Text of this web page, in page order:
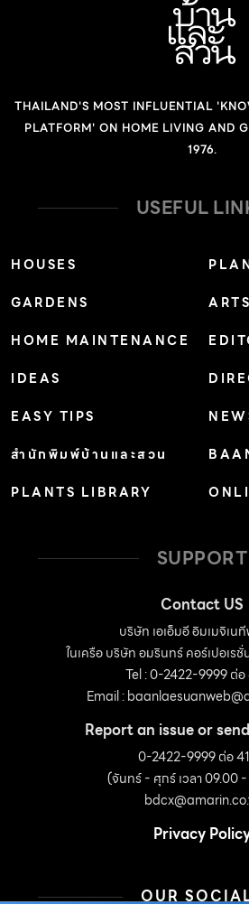
THAILAND'S MOST INFLUENTIAL
PLATFORM' ON HOME LIVING AND
1976.
USEFUL
HOUSES
GARDENS
HOME MAINTENANCE
IDEAS
EASY TIPS
สำนักพิมพ์บ้านและสวน
PLANTS LIBRARY
SUPPORT
Contact US
บริษัท เอเอ็มอี อิมเมจิเน
ในเครือ บริษัท อมรินทร์ คอร์เปอเร
Tel : 0-2422-9999 ต่
Email :
Report an issue or
0-2422-9999 ต่อ
(จันทร์ - ศุกร์ เวลา 09.00
Privacy
OUR